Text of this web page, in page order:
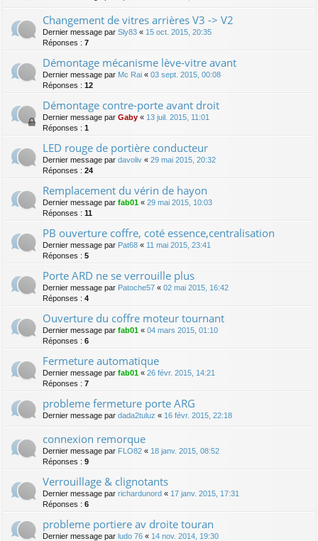
Changement de vitres arrières V3 -> V2
Dernier message par Sly83 « 15 oct. 2015, 20:35
Réponses : 7
Démontage mécanisme lève-vitre avant
Dernier message par Mc Rai « 03 sept. 2015, 00:08
Réponses : 12
Démontage contre-porte avant droit
Dernier message par Gaby « 13 juil. 2015, 11:01
Réponses : 1
LED rouge de portière conducteur
Dernier message par davoliv « 29 mai 2015, 20:32
Réponses : 24
Remplacement du vérin de hayon
Dernier message par fab01 « 29 mai 2015, 10:03
Réponses : 11
PB ouverture coffre, coté essence,centralisation
Dernier message par Pat68 « 11 mai 2015, 23:41
Réponses : 5
Porte ARD ne se verrouille plus
Dernier message par Patoche57 « 02 mai 2015, 16:42
Réponses : 4
Ouverture du coffre moteur tournant
Dernier message par fab01 « 04 mars 2015, 01:10
Réponses : 6
Fermeture automatique
Dernier message par fab01 « 26 févr. 2015, 14:21
Réponses : 7
probleme fermeture porte ARG
Dernier message par dada2tuluz « 16 févr. 2015, 22:18
connexion remorque
Dernier message par FLO82 « 18 janv. 2015, 08:52
Réponses : 9
Verrouillage & clignotants
Dernier message par richardunord « 17 janv. 2015, 17:31
Réponses : 6
probleme portiere av droite touran
Dernier message par ludo 76 « 14 nov. 2014, 19:30